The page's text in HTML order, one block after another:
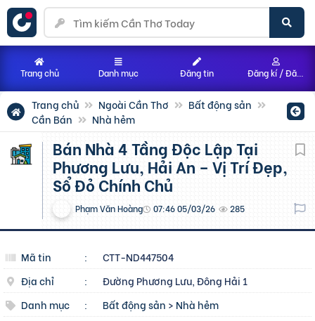
Trang chủ Ngoài Cần Thơ
Bất động sản
Cần Bán
Nhà hẻm
Bán Nhà 4 Tầng Độc Lập Tại
Phương Lưu, Hải An – Vị Trí Đẹp,
Sổ Đỏ Chính Chủ
Phạm Văn Hoàng 07:46 05/03/26 285
Mã tin :
CTT-ND447504
Địa chỉ
:
Đường Phương Lưu, Đông Hải 1
Danh mục
: Bất động sản > Nhà hẻm
Trang chủ Danh mục Đăng tin